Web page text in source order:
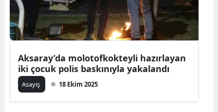
Aksaray’da molotofkokteyli hazırlayan
iki çocuk polis baskınıyla yakalandı
Asayiş 18 Ekim 2025